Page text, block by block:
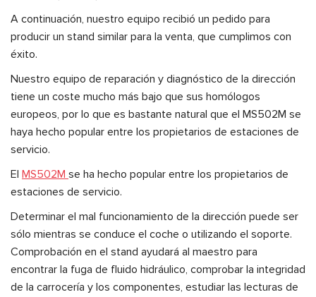
A continuación, nuestro equipo recibió un pedido para
producir un stand similar para la venta, que cumplimos con
éxito.
Nuestro equipo de reparación y diagnóstico de la dirección
tiene un coste mucho más bajo que sus homólogos
europeos, por lo que es bastante natural que el MS502M se
haya hecho popular entre los propietarios de estaciones de
servicio.
El MS502M se ha hecho popular entre los propietarios de
estaciones de servicio.
Determinar el mal funcionamiento de la dirección puede ser
sólo mientras se conduce el coche o utilizando el soporte.
Comprobación en el stand ayudará al maestro para
encontrar la fuga de fluido hidráulico, comprobar la integridad
de la carrocería y los componentes, estudiar las lecturas de